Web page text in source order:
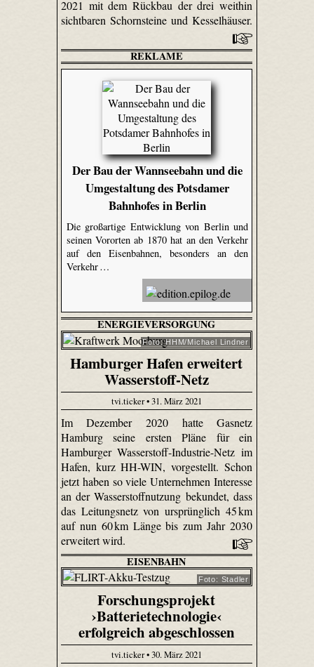
2021 mit dem Rückbau der drei weithin
sichtbaren Schornsteine und Kesselhäuser.
REKLAME
Der Bau der Wannseebahn und die
Umgestaltung des Potsdamer
Bahnhofes in Berlin
Die großartige Entwicklung von Berlin und
seinen Vororten ab 1870 hat an den Verkehr
auf den Eisenbahnen, besonders an den
Verkehr …
ENERGIEVERSORGUNG
Foto: HHM/Michael Lindner
Hamburger Hafen erweitert
Wasserstoff-Netz
tvi.ticker • 31. März 2021
Im Dezember 2020 hatte Gasnetz
Hamburg seine ersten Pläne für ein
Hamburger Wasserstoff-Industrie-Netz im
Hafen, kurz HH-WIN, vorgestellt. Schon
jetzt haben so viele Unternehmen Interesse
an der Wasserstoffnutzung bekundet, dass
das Leitungsnetz von ursprünglich 45 km
auf nun 60 km Länge bis zum Jahr 2030
erweitert wird.
EISENBAHN
Foto: Stadler
Forschungsprojekt
›Batterietechnologie‹
erfolgreich abgeschlossen
tvi.ticker • 30. März 2021